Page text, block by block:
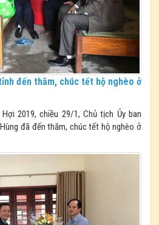
đến thăm, chúc tết hộ nghèo ở
2019, chiều 29/1, Chủ tịch Ủy ban
đã đến thăm, chúc tết hộ nghèo ở